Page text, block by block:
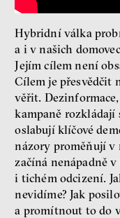
Hybridní válka
a i v našich
Jejím cílem není
Cílem je přesvědčit
věřit.
kampaně rozkládají
oslabují klíčové
názory proměňují v
začíná nenápadně
i tichém odcizení.
nevidíme? Jak
a promítnout to do